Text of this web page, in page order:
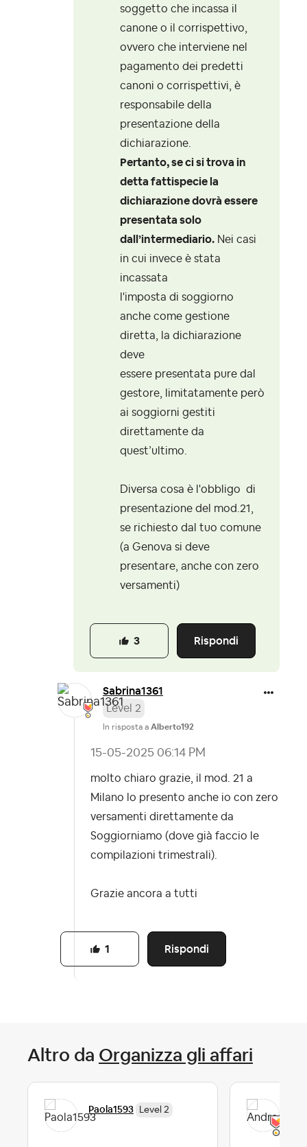
soggetto che incassa il
canone o il corrispettivo,
ovvero che interviene nel
pagamento dei predetti
canoni o corrispettivi, è
responsabile della
presentazione della
dichiarazione.
Pertanto, se ci si trova in
detta fattispecie la
dichiarazione dovrà essere
presentata solo
dall’intermediario. Nei casi
in cui invece è stata
incassata
l'imposta di soggiorno
anche come gestione
diretta, la dichiarazione
deve
essere presentata pure dal
gestore, limitatamente però
ai soggiorni gestiti
direttamente da
quest’ultimo.
Diversa cosa è l'obbligo di
presentazione del mod.21,
se richiesto dal tuo comune
(a Genova si deve
presentare, anche con zero
versamenti)
Rispondi
3
Sabrina1361
Level 2
In risposta a Alberto192
‎15-05-2025 06:14 PM
molto chiaro grazie, il mod. 21 a
Milano lo presento anche io con zero
versamenti direttamente da
Soggiorniamo (dove già faccio le
compilazioni trimestrali).
Grazie ancora a tutti
Rispondi
1
Altro da Organizza gli affari
Paola1593 Level 2